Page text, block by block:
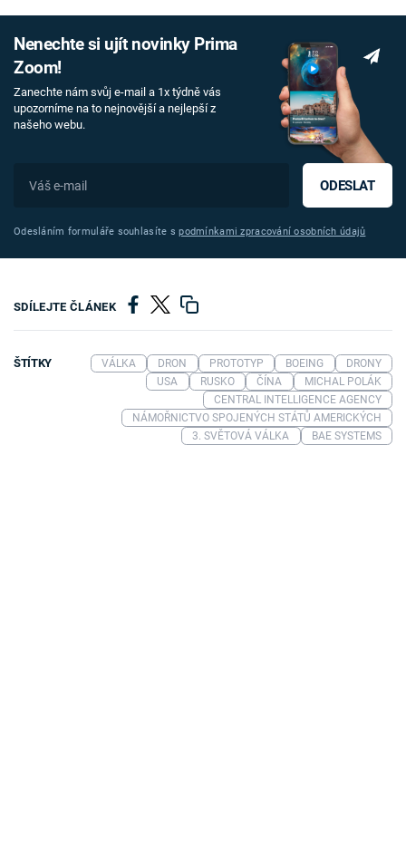
Nenechte si ujít novinky Prima
Zoom!
Zanechte nám svůj e-mail a 1x týdně vás
upozorníme na to nejnovější a nejlepší z
našeho webu.
ODESLAT
Odesláním formuláře souhlasíte spodmínkami zpracování osobních údajů
SDÍLEJTE ČLÁNEK
ŠTÍTKY VÁLKA DRON PROTOTYP BOEING
DRONY
USA
RUSKO ČÍNA
MICHAL POLÁK
CENTRAL INTELLIGENCE AGENCY
NÁMOŘNICTVO SPOJENÝCH STÁTŮ AMERICKÝCH
3. SVĚTOVÁ VÁLKA
BAE SYSTEMS